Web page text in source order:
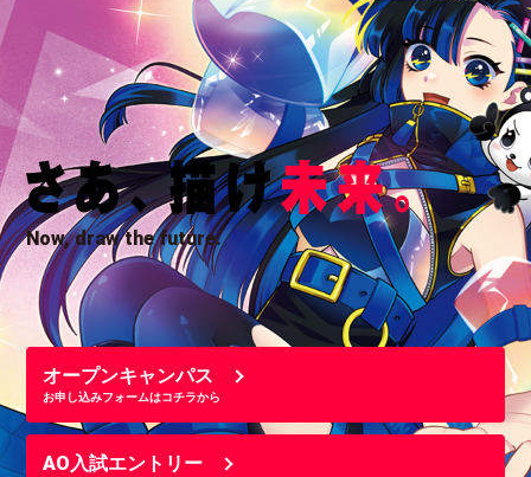
Now, draw the future.
オープンキャンパス
お申し込みフォームはコチラから
AO入試エントリー